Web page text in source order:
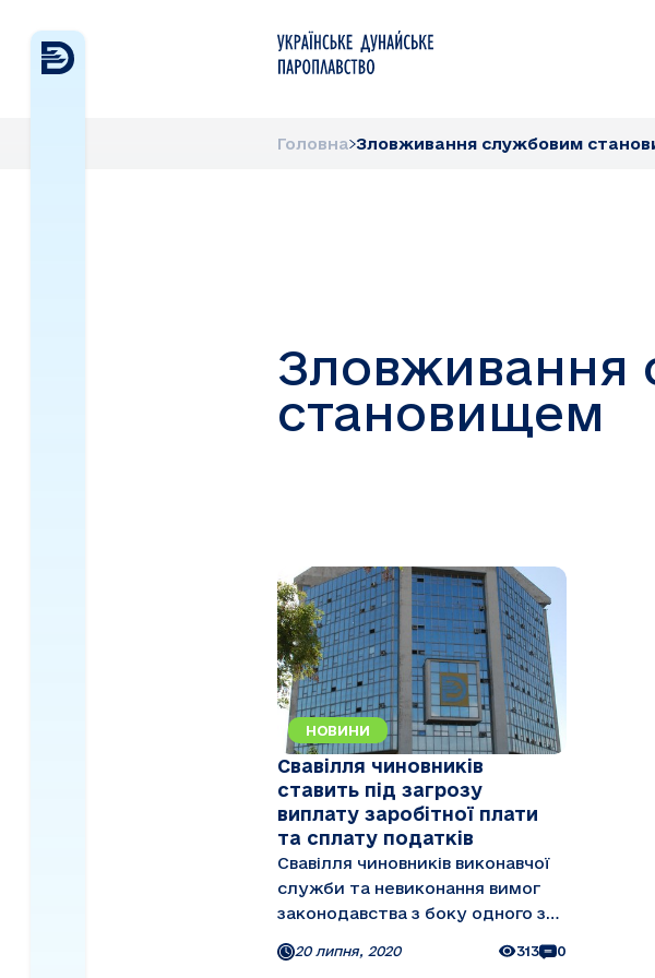
Головна Зловживання службовим
Зловживання
становищем
НОВИНИ
Свавілля чиновників
ставить під загрозу
виплату заробітної плати
та сплату податків
Свавілля чиновників виконавчої
служби та невиконання вимог
законодавства з боку одного з
обслуговуючих банків ставить
під загрозу своєчасну виплату
20 липня, 2020 313 0